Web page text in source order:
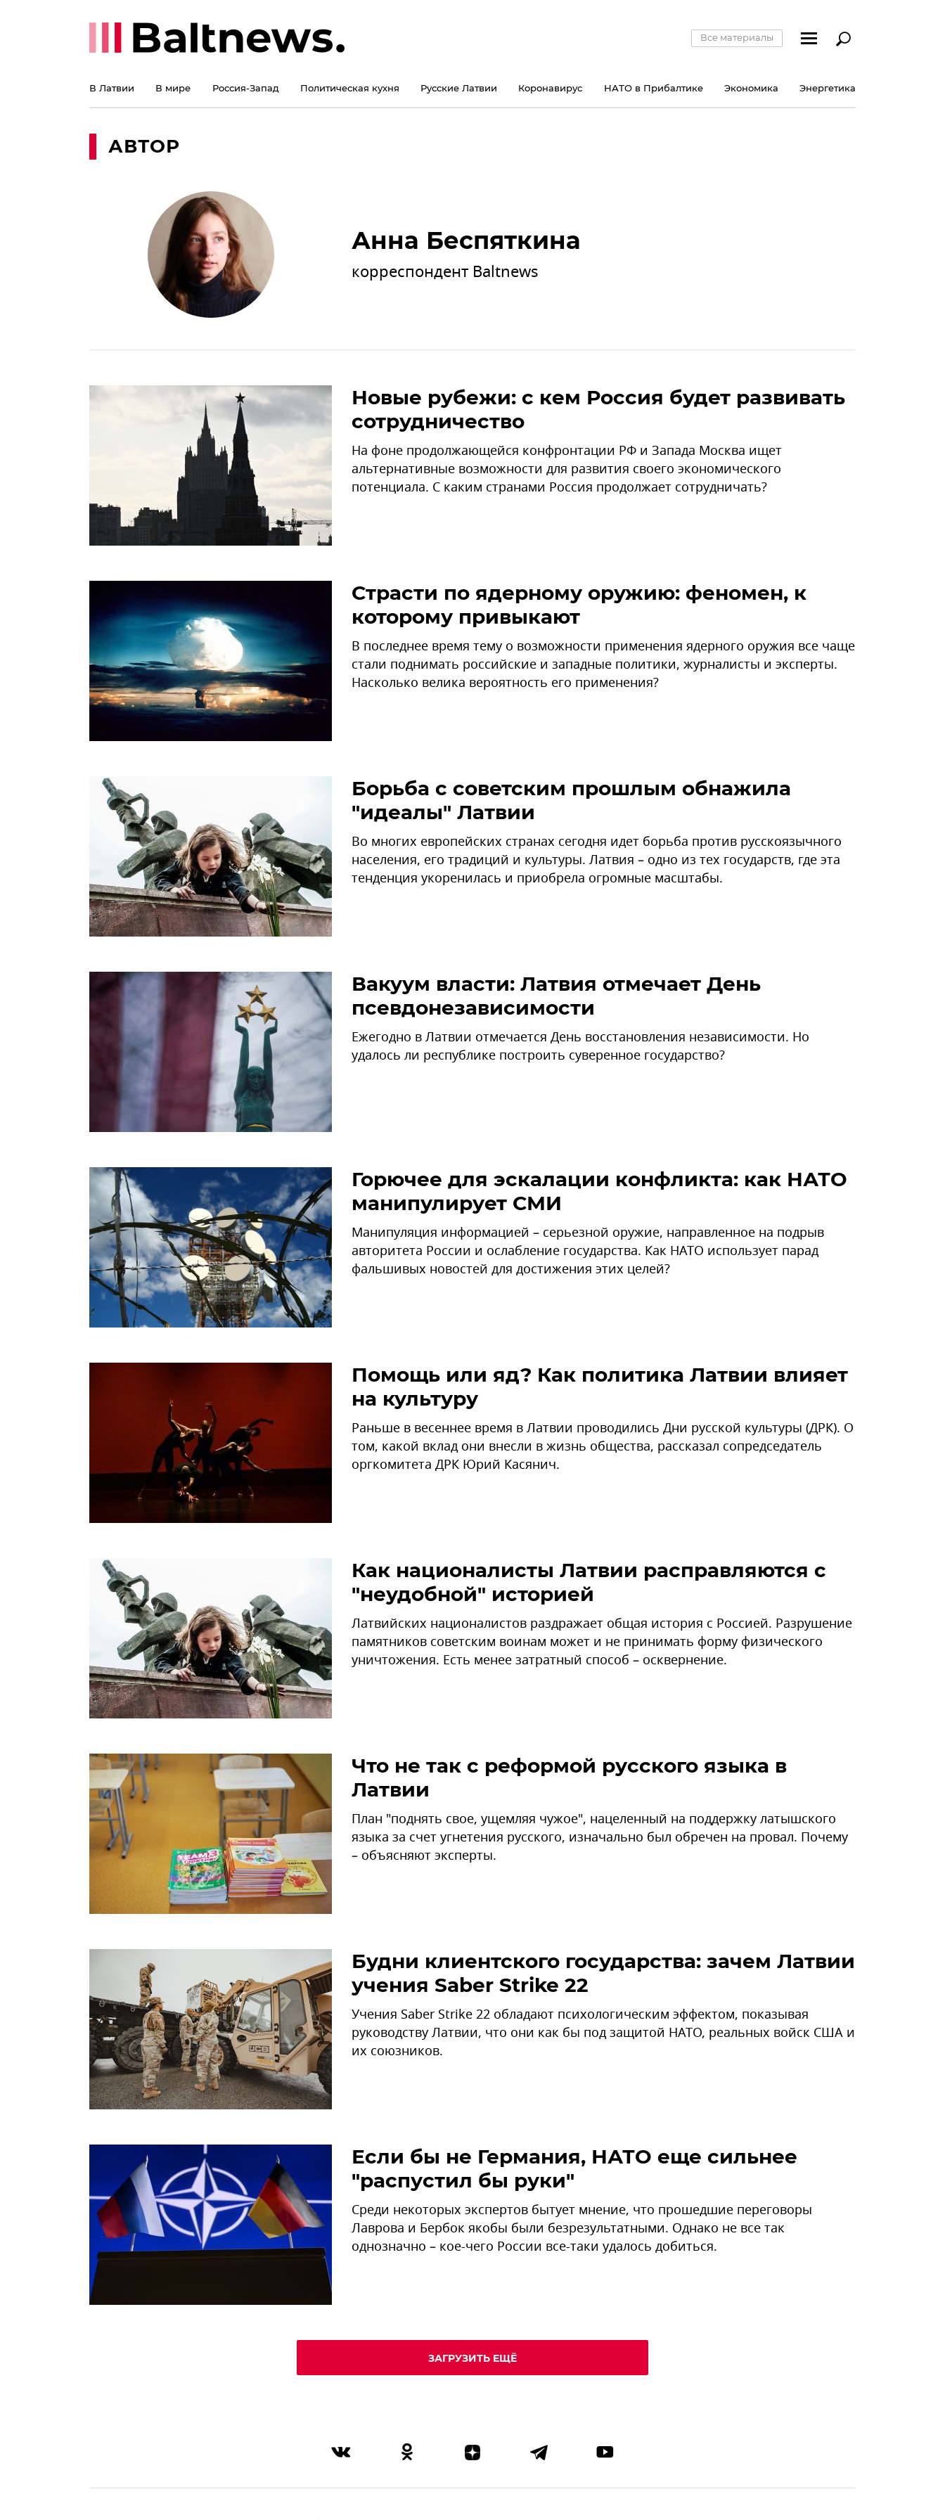
Все материалы
В Латвии В мире Россия-Запад Политическая кухня Русские Латвии Коронавирус НАТО в Прибалтике Экономика Энергетика
АВТОР
Анна Беспяткина
корреспондент Baltnews
Новые рубежи: с кем Россия будет развивать
сотрудничество
На фоне продолжающейся конфронтации РФ и Запада Москва ищет
альтернативные возможности для развития своего экономического
потенциала. С каким странами Россия продолжает сотрудничать?
Страсти по ядерному оружию: феномен, к
которому привыкают
В последнее время тему о возможности применения ядерного оружия все чаще
стали поднимать российские и западные политики, журналисты и эксперты.
Насколько велика вероятность его применения?
Борьба с советским прошлым обнажила
"идеалы" Латвии
Во многих европейских странах сегодня идет борьба против русскоязычного
населения, его традиций и культуры. Латвия – одно из тех государств, где эта
тенденция укоренилась и приобрела огромные масштабы.
Вакуум власти: Латвия отмечает День
псевдонезависимости
Ежегодно в Латвии отмечается День восстановления независимости. Но
удалось ли республике построить суверенное государство?
Горючее для эскалации конфликта: как НАТО
манипулирует СМИ
Манипуляция информацией – серьезной оружие, направленное на подрыв
авторитета России и ослабление государства. Как НАТО использует парад
фальшивых новостей для достижения этих целей?
Помощь или яд? Как политика Латвии влияет
на культуру
Раньше в весеннее время в Латвии проводились Дни русской культуры (ДРК). О
том, какой вклад они внесли в жизнь общества, рассказал сопредседатель
оргкомитета ДРК Юрий Касянич.
Как националисты Латвии расправляются с
"неудобной" историей
Латвийских националистов раздражает общая история с Россией. Разрушение
памятников советским воинам может и не принимать форму физического
уничтожения. Есть менее затратный способ – осквернение.
Что не так с реформой русского языка в
Латвии
План "поднять свое, ущемляя чужое", нацеленный на поддержку латышского
языка за счет угнетения русского, изначально был обречен на провал. Почему
– объясняют эксперты.
Будни клиентского государства: зачем Латвии
учения Saber Strike 22
Учения Saber Strike 22 обладают психологическим эффектом, показывая
руководству Латвии, что они как бы под защитой НАТО, реальных войск США и
их союзников.
Если бы не Германия, НАТО еще сильнее
"распустил бы руки"
Среди некоторых экспертов бытует мнение, что прошедшие переговоры
Лаврова и Бербок якобы были безрезультатными. Однако не все так
однозначно – кое-чего России все-таки удалось добиться.
ЗАГРУЗИТЬ ЕЩЁ